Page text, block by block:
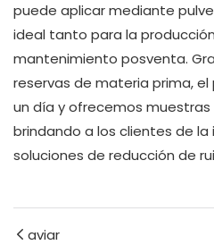
puede aplicar mediante
ideal tanto para la
mantenimiento posventa.
reservas de materia prima,
un día y ofrecemos
brindando a los clientes de
soluciones de reducción de
aviar